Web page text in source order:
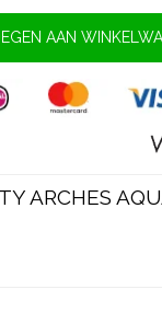
AAN
ARCHES